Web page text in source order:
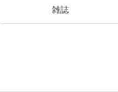
雑誌